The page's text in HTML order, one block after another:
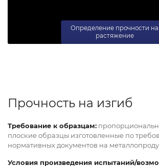
Определение прочности на
растяжение
Прочность на изгиб
Требование к образцам:
плоские образцы изготовленные по
нормативных документов на
Условия произведения испытаний/